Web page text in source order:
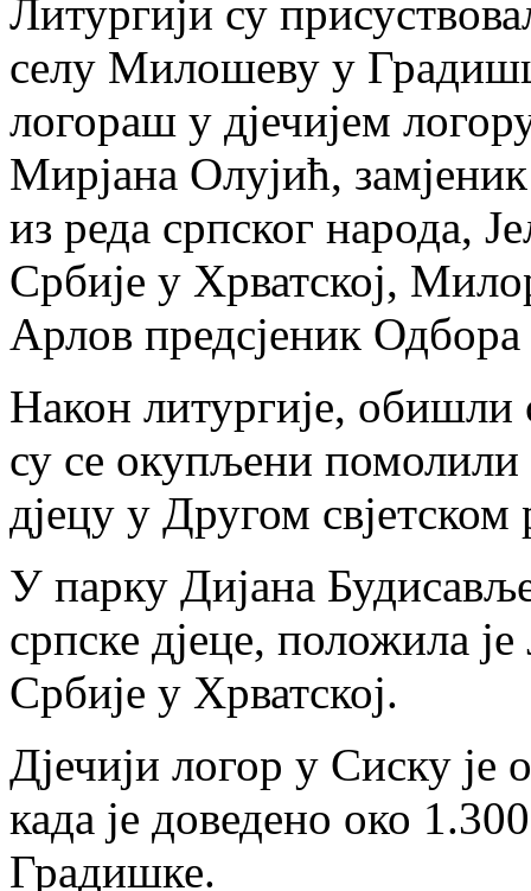
Литургији су
селу Милошеву у
логораш у дјечијем
Мирјана Олујић,
из реда српског народа,
Србије у Хрватској,
Арлов предсјеник
Након литургије, обишли
су се окупљени помолили
дјецу у Другом свјетском
У парку Дијана
српске дјеце, положила
Србије у Хрватској.
Дјечији логор у Сиску је
када је доведено око
Градишке.